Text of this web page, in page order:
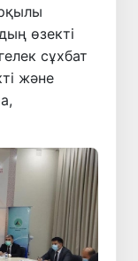
өзекті
сұхбат
және